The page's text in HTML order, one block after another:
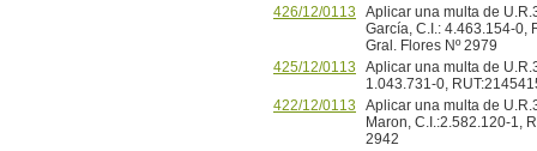
426/12/0113
Aplicar una multa de
García, C.I.: 4.463.154-0,
Gral. Flores Nº 2979
425/12/0113
Aplicar una multa de
1.043.731-0,
422/12/0113
Aplicar una multa de
Maron, C.I.:2.582.120-1,
2942